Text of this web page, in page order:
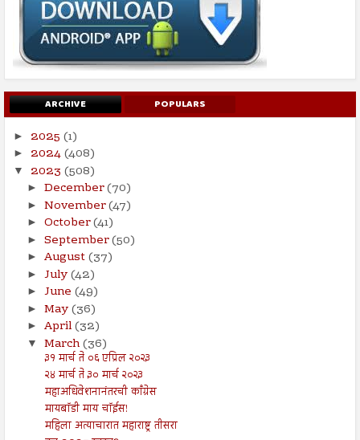
ARCHIVE POPULARS
► 2025 (1)
► 2024(408)
▼ 2023 (508)
► December(70)
► November(47)
► October(41)
► September(50)
► August(37)
► July(42)
► June (49)
► May(36)
► April(32)
▼ March(36)
३१ मार्च ते ०६ एप्रिल २०२३
२४ मार्च ते ३० मार्च २०२३
महाअधिवेशनानंतरची काँग्रेस
मायबॉडी माय चॉईस!
महिला अत्याचारात महाराष्ट्र तीसरा